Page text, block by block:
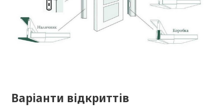
Варіанти відкриттів